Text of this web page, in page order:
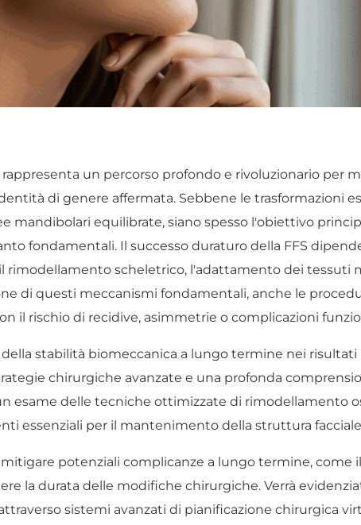
rappresenta un percorso profondo e rivoluzionario per
di genere affermata. Sebbene le trasformazioni
mandibolari equilibrate, siano spesso l'obiettivo
fondamentali. Il successo duraturo della FFS
rimodellamento scheletrico, l'adattamento dei tessuti
di questi meccanismi fondamentali, anche le
il rischio di recidive, asimmetrie o complicazioni
stabilità biomeccanica a lungo termine nei risultati
chirurgiche avanzate e una profonda
esame delle tecniche ottimizzate di rimodellamento
essenziali per il mantenimento della struttura
potenziali complicanze a lungo termine, come
la durata delle modifiche chirurgiche. Verrà
sistemi avanzati di pianificazione chirurgica